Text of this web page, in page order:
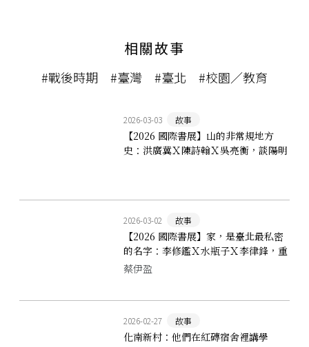
相關故事
#戰後時期 #臺灣 #臺北 #校園／教育
2026-03-03 故事
【2026 國際書展】山的非常規地方
史：洪廣冀Ｘ陳詩翰Ｘ吳亮衡，談陽明
2026-03-02 故事
【2026 國際書展】家，是臺北最私密
的名字：李修鑑Ｘ水瓶子Ｘ李律鋒，重
新以「家」為名談論臺北
蔡伊盈
2026-02-27 故事
化南新村：他們在紅磚宿舍裡講學